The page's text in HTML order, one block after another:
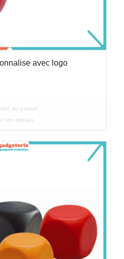
avec logo
au panier
les détails